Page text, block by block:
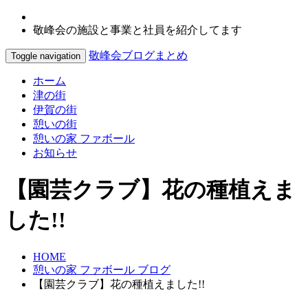
敬峰会の施設と事業と社員を紹介してます
Toggle navigation 敬峰会ブログまとめ
ホーム
津の街
伊賀の街
憩いの街
憩いの家 ファボール
お知らせ
【園芸クラブ】花の種植えま
した!!
HOME
憩いの家 ファボール ブログ
【園芸クラブ】花の種植えました!!